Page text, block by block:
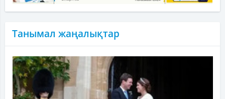
Танымал жаңалықтар